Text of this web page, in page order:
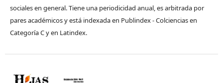
sociales en general. Tiene una periodicidad anual, es arbitrada por
pares académicos y está indexada en Publindex - Colciencias en
Categoría C y en Latindex.